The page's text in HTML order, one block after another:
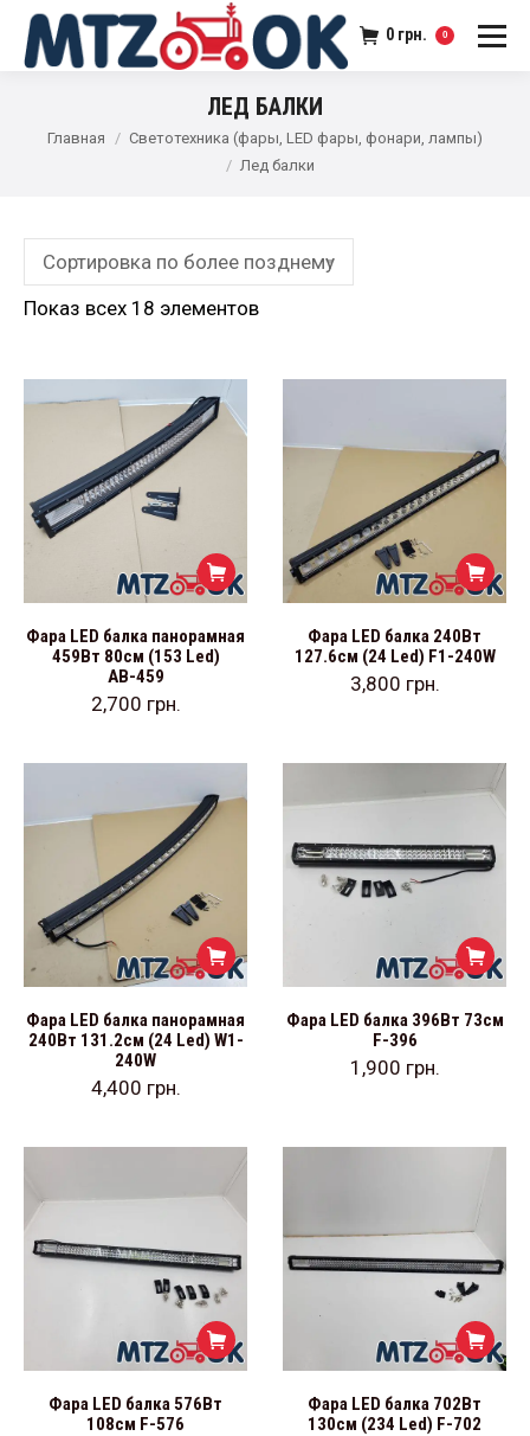
0 грн. 0
ЛЕД БАЛКИ
Главная
Светотехника (фары, LED фары, фонари, лампы)
Лед балки
Показ всех 18 элементов
Фара LED балка панорамная
459Вт 80см (153 Led)
АВ-459
2,700 грн.
Фара LED балка 240Вт
127.6см (24 Led) F1-240W
3,800 грн.
Фара LED балка панорамная
240Вт 131.2см (24 Led) W1-
240W
4,400 грн.
Фара LED балка 396Вт 73см
F-396
1,900 грн.
Фара LED балка 576Вт
108см F-576
Фара LED балка 702Вт
130см (234 Led) F-702